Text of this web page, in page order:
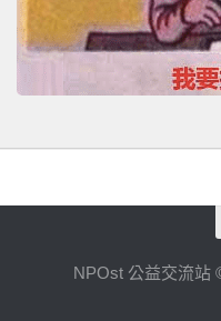
NPOst 公益交流站